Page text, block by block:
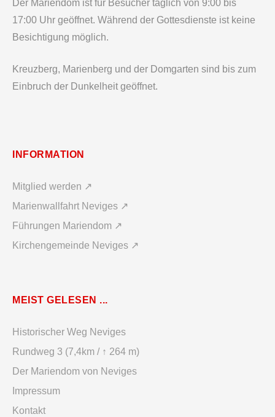
Der Mariendom ist für Besucher täglich von 9:00 bis
17:00 Uhr geöffnet. Während der Gottesdienste ist keine
Besichtigung möglich.
Kreuzberg, Marienberg und der Domgarten sind bis zum
Einbruch der Dunkelheit geöffnet.
INFORMATION
Mitglied werden ↗
Marienwallfahrt Neviges ↗
Führungen Mariendom ↗
Kirchengemeinde Neviges ↗
MEIST GELESEN ...
Historischer Weg Neviges
Rundweg 3 (7,4km / ↑ 264 m)
Der Mariendom von Neviges
Impressum
Kontakt